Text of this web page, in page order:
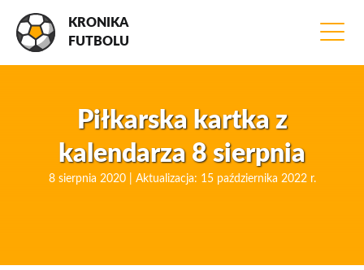
KRONIKA
FUTBOLU
Piłkarska kartka z
kalendarza 8 sierpnia
8 sierpnia 2020 | Aktualizacja: 15 października 2022 r.